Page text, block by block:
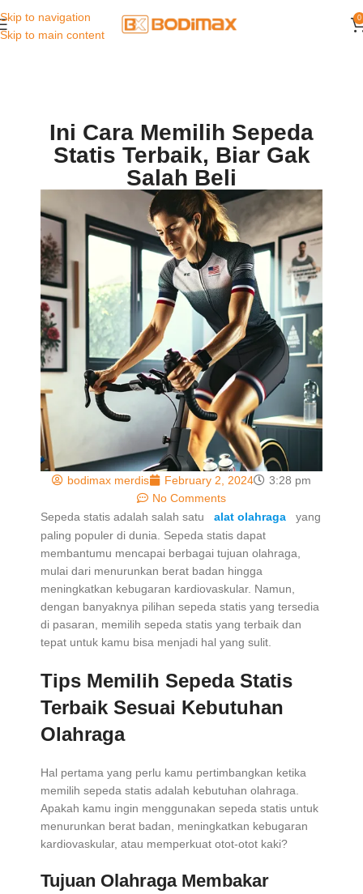
Skip to navigation
Skip to main content
0
Ini Cara Memilih Sepeda
Statis Terbaik, Biar Gak
Salah Beli
bodimax merdis February 2, 2024
3:28 pm
No Comments
Sepeda statis adalah salah satu
alat olahraga
yang
paling populer di dunia. Sepeda statis dapat
membantumu mencapai berbagai tujuan olahraga,
mulai dari menurunkan berat badan hingga
meningkatkan kebugaran kardiovaskular. Namun,
dengan banyaknya pilihan sepeda statis yang tersedia
di pasaran, memilih sepeda statis yang terbaik dan
tepat untuk kamu bisa menjadi hal yang sulit.
Tips Memilih Sepeda Statis
Terbaik Sesuai Kebutuhan
Olahraga
Hal pertama yang perlu kamu pertimbangkan ketika
memilih sepeda statis adalah kebutuhan olahraga.
Apakah kamu ingin menggunakan sepeda statis untuk
menurunkan berat badan, meningkatkan kebugaran
kardiovaskular, atau memperkuat otot-otot kaki?
Tujuan Olahraga Membakar